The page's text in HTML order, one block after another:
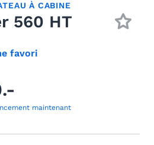
À CABINE
560 HT
favori
maintenant